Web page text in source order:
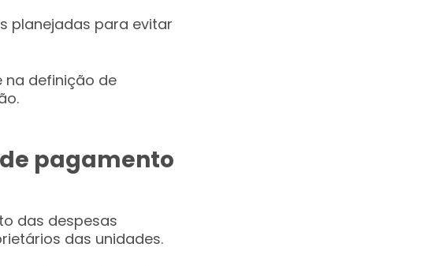
planejadas para evitar
na definição de
pagamento
das despesas
das unidades.